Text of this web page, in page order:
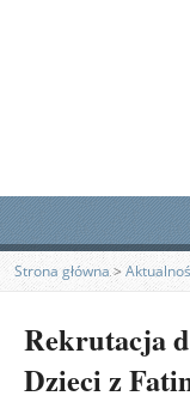
Strona główna>
Rekrutacja
Dzieci z